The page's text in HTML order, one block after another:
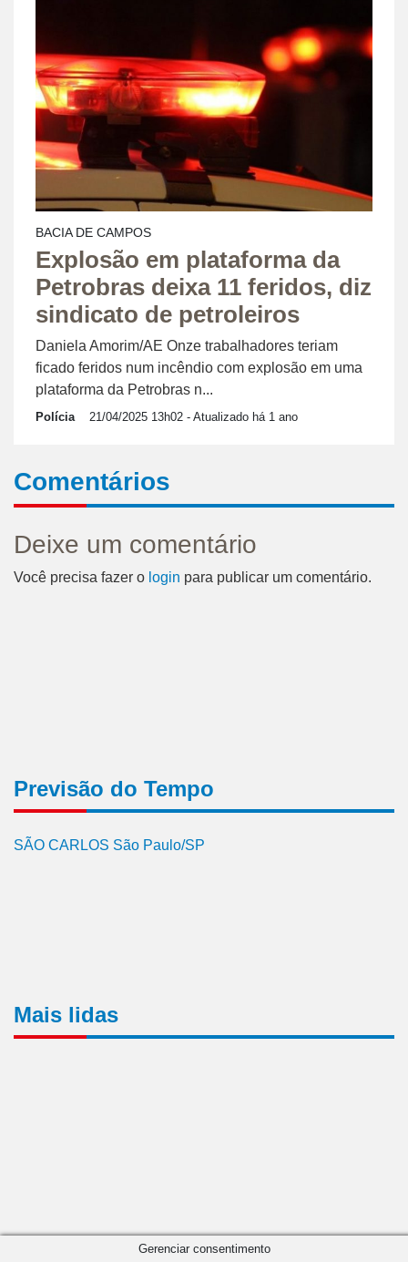
BACIA DE CAMPOS
Explosão em plataforma da
Petrobras deixa 11 feridos, diz
sindicato de petroleiros
Daniela Amorim/AE Onze trabalhadores teriam
ficado feridos num incêndio com explosão em uma
plataforma da Petrobras n...
Polícia 21/04/2025 13h02 - Atualizado há 1 ano
Comentários
Deixe um comentário
Você precisa fazer o login para publicar um comentário.
Previsão do Tempo
SÃO CARLOS São Paulo/SP
Mais lidas
Gerenciar consentimento